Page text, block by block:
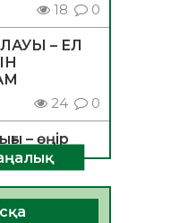
18 0
– ЕЛ
24 0
– өңір
33 0